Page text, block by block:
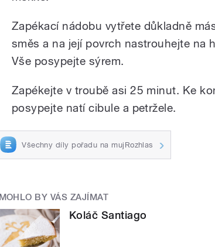
Zapékací nádobu vytřete důkladně
směs a na její povrch nastrouhejte na
Vše posypejte sýrem.
Zapékejte v troubě asi 25 minut. Ke
posypejte natí cibule a petržele.
Všechny díly pořadu na mujRozhlas
MOHLO BY VÁS ZAJÍMAT
Koláč Santiago